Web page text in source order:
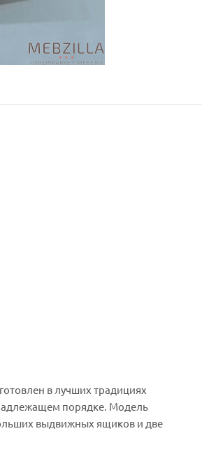
в лучших традициях
порядке. Модель
выдвижных ящиков и две